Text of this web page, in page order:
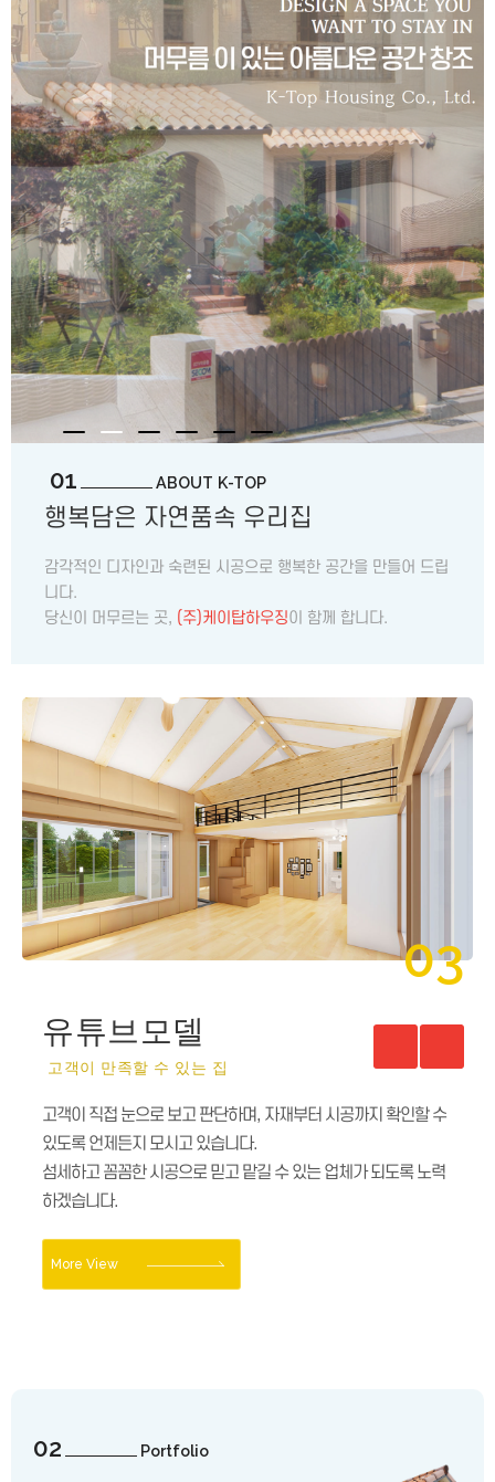
01 ABOUT K-TOP
행복담은 자연품속 우리집
감각적인 디자인과 숙련된 시공으로 행복한 공간을 만들어 드립
니다.
당신이 머무르는 곳, (주)케이탑하우징이 함께 합니다.
03
유튜브모델
고객이 만족할 수 있는 집
고객이 직접 눈으로 보고 판단하며, 자재부터 시공까지 확인할 수
있도록 언제든지 모시고 있습니다.
섬세하고 꼼꼼한 시공으로 믿고 맡길 수 있는 업체가 되도록 노력
하겠습니다.
More View
02 Portfolio